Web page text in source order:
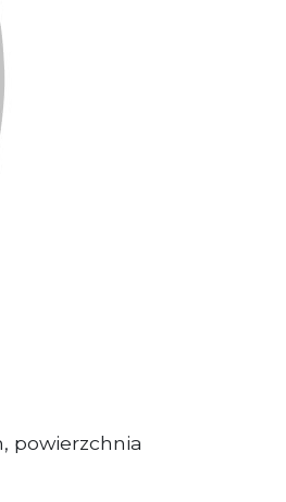
w
powierzchnia